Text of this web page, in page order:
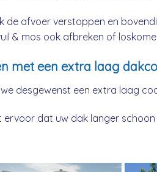
de afvoer verstoppen en
& mos ook afbreken of
met een extra laag
desgewenst een extra laag
dat uw dak langer